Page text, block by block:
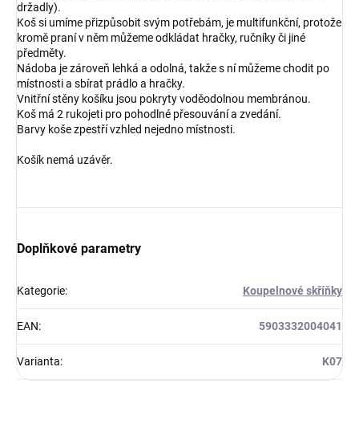
držadly).
Koš si umíme přizpůsobit svým potřebám, je multifunkční, protože
kromě praní v něm můžeme odkládat hračky, ručníky či jiné
předměty.
Nádoba je zároveň lehká a odolná, takže s ní můžeme chodit po
místnosti a sbírat prádlo a hračky.
Vnitřní stěny košíku jsou pokryty voděodolnou membránou.
Koš má 2 rukojeti pro pohodlné přesouvání a zvedání.
Barvy koše zpestří vzhled nejedno místnosti.
Košík nemá uzávěr.
Doplňkové parametry
Kategorie: Koupelnové skříňky
EAN: 5903332004041
Varianta: K07